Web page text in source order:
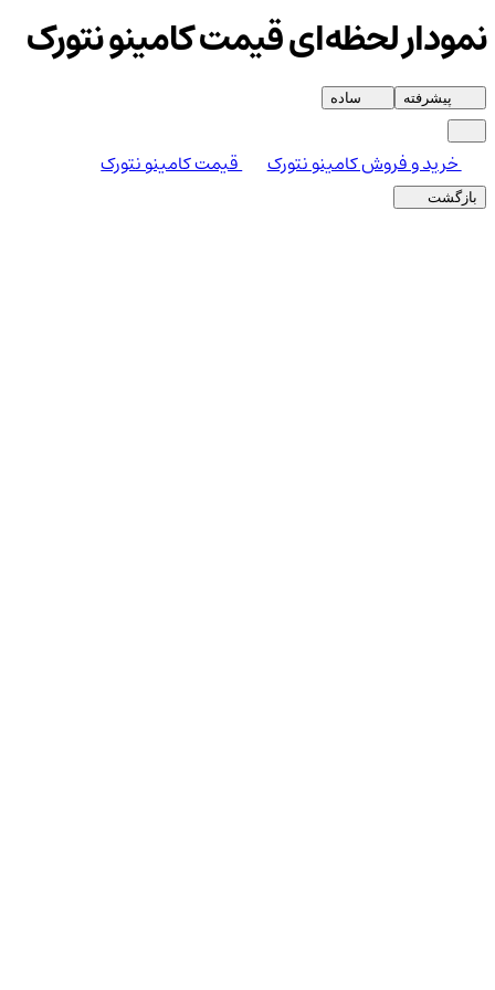
نمودار لحظه‌ای قیمت کامینو نتورک
پیشرفته ساده
خرید و فروش کامینو نتورک قیمت کامینو نتورک
بازگشت